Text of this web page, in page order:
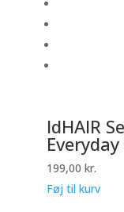
IdHAIR
199,00 kr.
Føj til kurv